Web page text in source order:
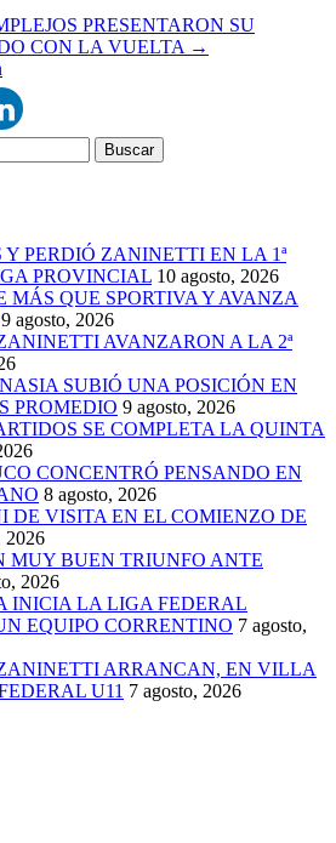
PRESENTARON SU
CON LA VUELTA →
Y PERDIÓ ZANINETTI EN LA 1ª
PROVINCIAL 10 agosto, 2026
MÁS QUE SPORTIVA Y AVANZA
9 agosto, 2026
AVANZARON A LA 2ª
SUBIÓ UNA POSICIÓN EN
PROMEDIO 9 agosto, 2026
SE COMPLETA LA QUINTA
CONCENTRÓ PENSANDO EN
8 agosto, 2026
DE VISITA EN EL COMIENZO DE
2026
MUY BUEN TRIUNFO ANTE
2026
INICIA LA LIGA FEDERAL
EQUIPO CORRENTINO 7 agosto,
ARRANCAN, EN VILLA
U11 7 agosto, 2026